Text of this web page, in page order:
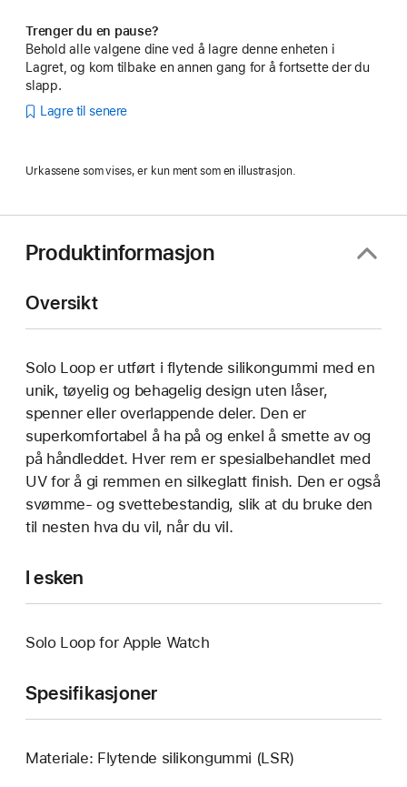
Trenger du en pause?
Behold alle valgene dine ved å lagre denne enheten i
Lagret, og kom tilbake en annen gang for å fortsette der du
slapp.
Lagre til senere
Urkassene som vises, er kun ment som en illustrasjon.
Produktinformasjon
Oversikt
Solo Loop er utført i flytende silikongummi med en
unik, tøyelig og behagelig design uten låser,
spenner eller overlappende deler. Den er
superkomfortabel å ha på og enkel å smette av og
på håndleddet. Hver rem er spesialbehandlet med
UV for å gi remmen en silkeglatt finish. Den er også
svømme- og svettebestandig, slik at du bruke den
til nesten hva du vil, når du vil.
I esken
Solo Loop for Apple Watch
Spesifikasjoner
Materiale: Flytende silikongummi (LSR)